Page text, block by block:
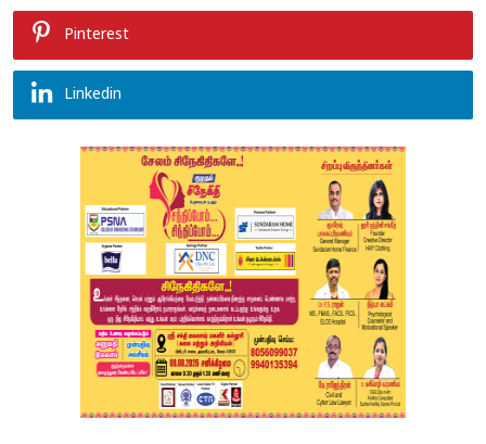
Pinterest
Linkedin